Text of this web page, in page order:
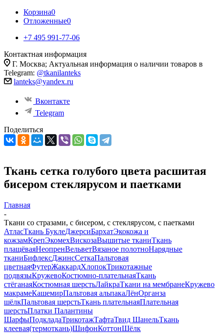
Корзина0
Отложенные0
+7 495 991-77-06
Контактная информация
Г. Москва; Актуальная информация о наличии товаров в
Telegram: @tkanilanteks
lanteks@yandex.ru
Вконтакте
Telegram
Поделиться
Ткань сетка голубого цвета расшитая
бисером стеклярусом и паетками
Главная
-
Ткани со стразами, с бисером, с стеклярусом, с паетками
АтласТкань БуклеДжерсиБархатЭкокожа и
кожзамКрепЭкомехВискозаВышитые тканиТкань
плащёваяНеопренВельветВязаное полотноНарядные
тканиБифлексДжинсСеткаПальтовая
цветнаяФутерЖаккардХлопокТрикотажные
подвязыКружевоКостюмно-плательнаяТкань
стёганаяКостюмная шерстьЛайкраТкани на мембранеКружево
макрамеКашемирПальтовая альпакаЛёнОрганза
шёлкПальтовая шерстьТкань плательнаяПлательная
шерстьПлатки Палантины
ШарфыПодкладаТрикотажТафтаТвид ШанельТкань
клеевая(термоткань)ШифонКоттонШёлк